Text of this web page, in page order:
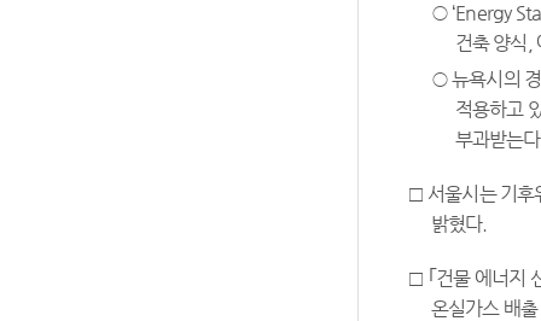
○ ‘Energy
건축 양식,
○ 뉴욕시의
적용하고
부과받는
□ 서울시는 기후
밝혔다.
□ ｢건물 에너지
온실가스 배